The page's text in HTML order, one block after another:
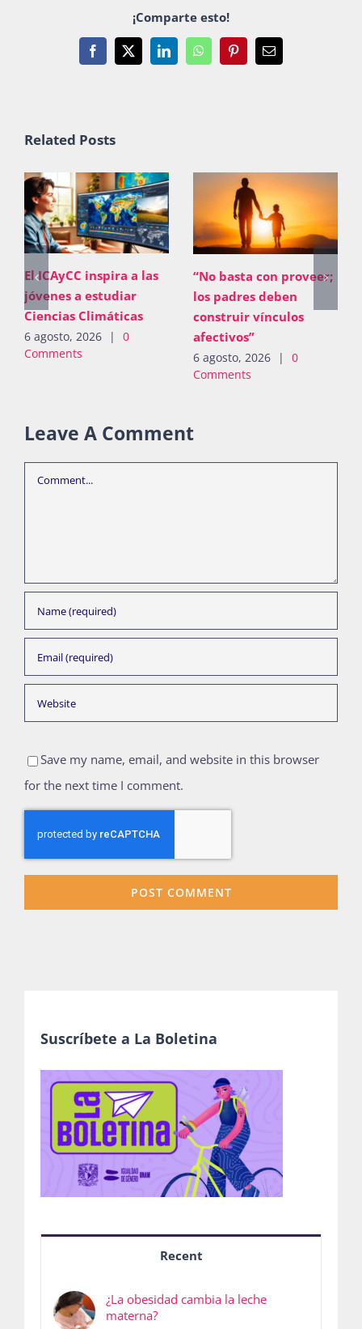
¡Comparte esto!
Facebook
X LinkedInWhatsAppPinterestEmail
Related Posts
El ICAyCC inspira a las
jóvenes a estudiar
Ciencias Climáticas
6 agosto, 2026 |
0
Comments
“No basta con proveer;
los padres deben
construir vínculos
afectivos”
6 agosto, 2026 |
0
Comments
Leave A Comment
Comment
Save my name, email, and website in this browser
for the next time I comment.
Suscríbete a La Boletina
Recent
¿La obesidad cambia la leche
materna?